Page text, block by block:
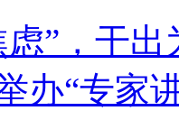
”，干出
办“专家